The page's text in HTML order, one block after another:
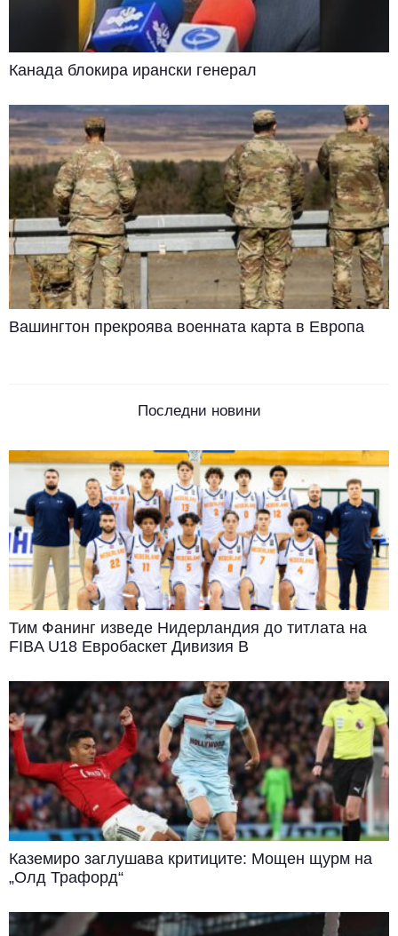
Канада блокира ирански генерал
Вашингтон прекроява военната карта в Европа
Последни новини
Тим Фанинг изведе Нидерландия до титлата на
FIBA U18 Евробаскет Дивизия B
Каземиро заглушава критиците: Мощен щурм на
„Олд Трафорд“